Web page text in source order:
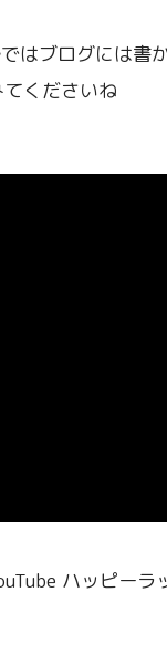
はブログには書
くださいね
ハッピーラ